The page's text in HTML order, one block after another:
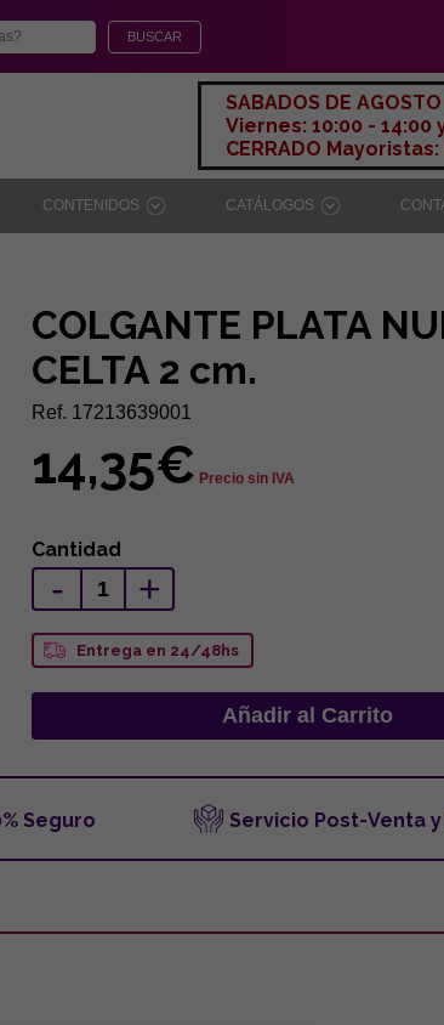
SABADOS DE
Viernes: 10:00 - 14:00
CERRADO
CONTENIDOS CATÁLOGOS
COLGANTE PLATA
CELTA 2 cm.
Ref. 17213639001
14,35€ Precio sin IVA
Cantidad
- +
Entrega en 24/48hs
Seguro Servicio Post-Venta